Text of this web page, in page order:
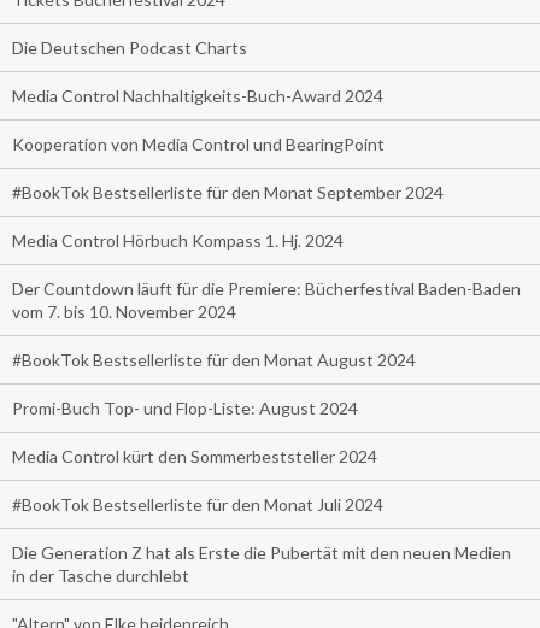
Die Deutschen Podcast Charts
Media Control Nachhaltigkeits-Buch-Award 2024
Kooperation von Media Control und BearingPoint
#BookTok Bestsellerliste für den Monat September 2024
Media Control Hörbuch Kompass 1. Hj. 2024
Der Countdown läuft für die Premiere: Bücherfestival Baden-Baden
vom 7. bis 10. November 2024
#BookTok Bestsellerliste für den Monat August 2024
Promi-Buch Top- und Flop-Liste: August 2024
Media Control kürt den Sommerbeststeller 2024
#BookTok Bestsellerliste für den Monat Juli 2024
Die Generation Z hat als Erste die Pubertät mit den neuen Medien
in der Tasche durchlebt
"Altern" von Elke heidenreich